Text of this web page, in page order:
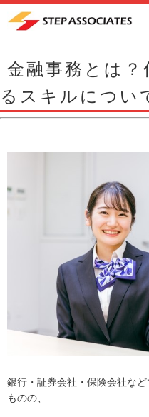
金融事務とは
るスキルについ
銀行・証券会社・保険会社な
ものの、